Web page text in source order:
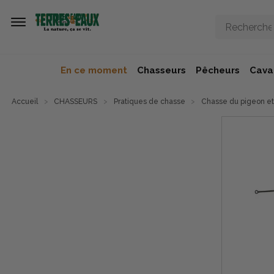
En ce moment Chasseurs Pêcheurs
Accueil CHASSEURS Pratiques de chasse Chasse du pigeon